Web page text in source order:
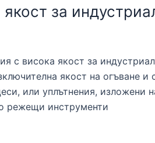
за
с висока якост за
якост на огъване
или уплътнения, изложени
режещи инструменти